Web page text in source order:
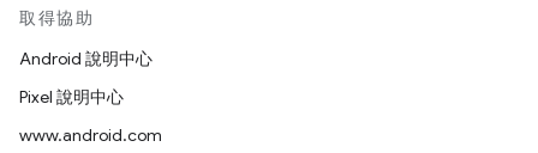
取得協助
Android 說明中心
Pixel 說明中心
www.android.com